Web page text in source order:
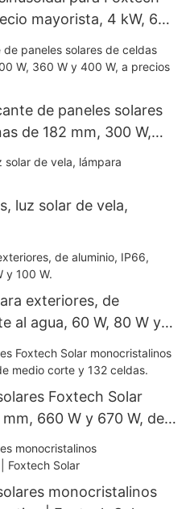
mayorista, 4 kW, 6
uso fuera de la red.
de paneles solares
de 182 mm, 300 W,
económicos.
luz solar de vela,
exteriores, de
al agua, 60 W, 80 W y
Foxtech Solar
660 W y 670 W, de
monocristalinos